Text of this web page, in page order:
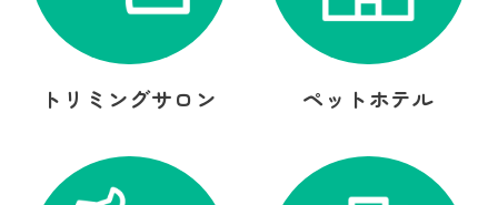
トリミングサロン ペットホテル